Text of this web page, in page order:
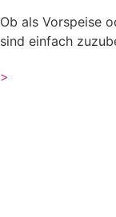
Ob als Vorspeise
sind einfach
>